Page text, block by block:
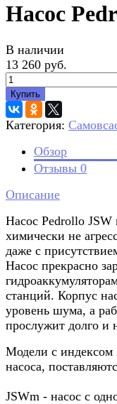
Насос
В наличии
13 260 руб.
Купить
Категория:
Обзор
Отзывы 0
Описание
Насос Pedrollo JSW
химически не
даже с
Насос прекрасно
станций. Корпус
уровень шума, а
прослужит долго и
Модели с
насоса,
JSWm - насос с